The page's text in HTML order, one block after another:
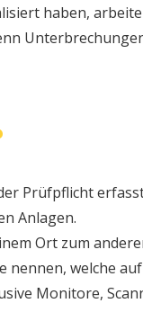
haben,
Prüfpflicht
Anlagen.
Ort zum
nennen, welche
Monitore,